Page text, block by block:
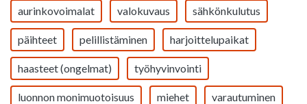
aurinkovoimalat valokuvaus sähkönkulutus
päihteet pelillistäminen harjoittelupaikat
haasteet (ongelmat) työhyvinvointi
luonnon monimuotoisuus miehet varautuminen